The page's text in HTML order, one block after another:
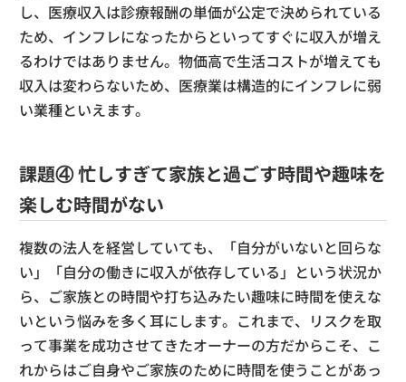
し、医療収入は診療報酬の単価が公定で決められている
ため、インフレになったからといってすぐに収入が増え
るわけではありません。物価高で生活コストが増えても
収入は変わらないため、医療業は構造的にインフレに弱
い業種といえます。
課題④ 忙しすぎて家族と過ごす時間や趣味を
楽しむ時間がない
複数の法人を経営していても、「自分がいないと回らな
い」「自分の働きに収入が依存している」という状況か
ら、ご家族との時間や打ち込みたい趣味に時間を使えな
いという悩みを多く耳にします。これまで、リスクを取
って事業を成功させてきたオーナーの方だからこそ、こ
れからはご自身やご家族のために時間を使うことがあっ